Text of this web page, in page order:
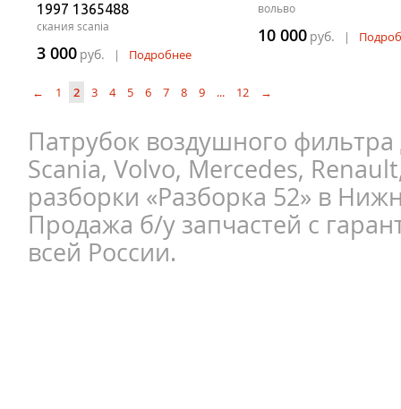
1997 1365488
скания scania
3 000 руб. | Подробнее
вольво
10 000 руб. |
← 1 2 3 4 5 6 7 8 9 ... 12 →
Патрубок воздушного фильтра
Scania, Volvo, Mercedes,
разборки «Разборка 52» в
Продажа б/у запчастей с
всей России.